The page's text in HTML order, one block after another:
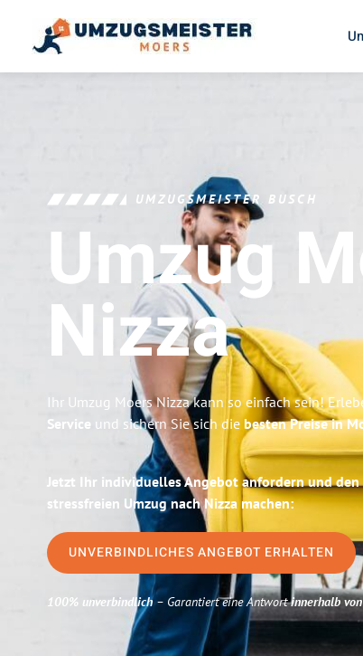
UMZUGSMEISTER BUSCH
Umzug
Nizza
Ihr Umzug Moers Nizza kann so einfach sein!
Service und sichern Sie sich die besten Preise in
Jetzt Ihr individuelles Angebot anfordern und
stressfreien Umzug nach Nizza machen:
UNVERBINDLICHES ANGEBOT ERHALTEN
100% unverbindlich– Garantiert eine Antwortinnerhalb